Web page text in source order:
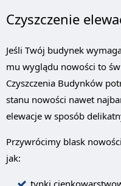
Czyszczenie
Jeśli Twój budynek
mu wyglądu nowości to
Czyszczenia Budynków
stanu nowości nawet
elewacje w sposób
Przywrócimy blask
jak: